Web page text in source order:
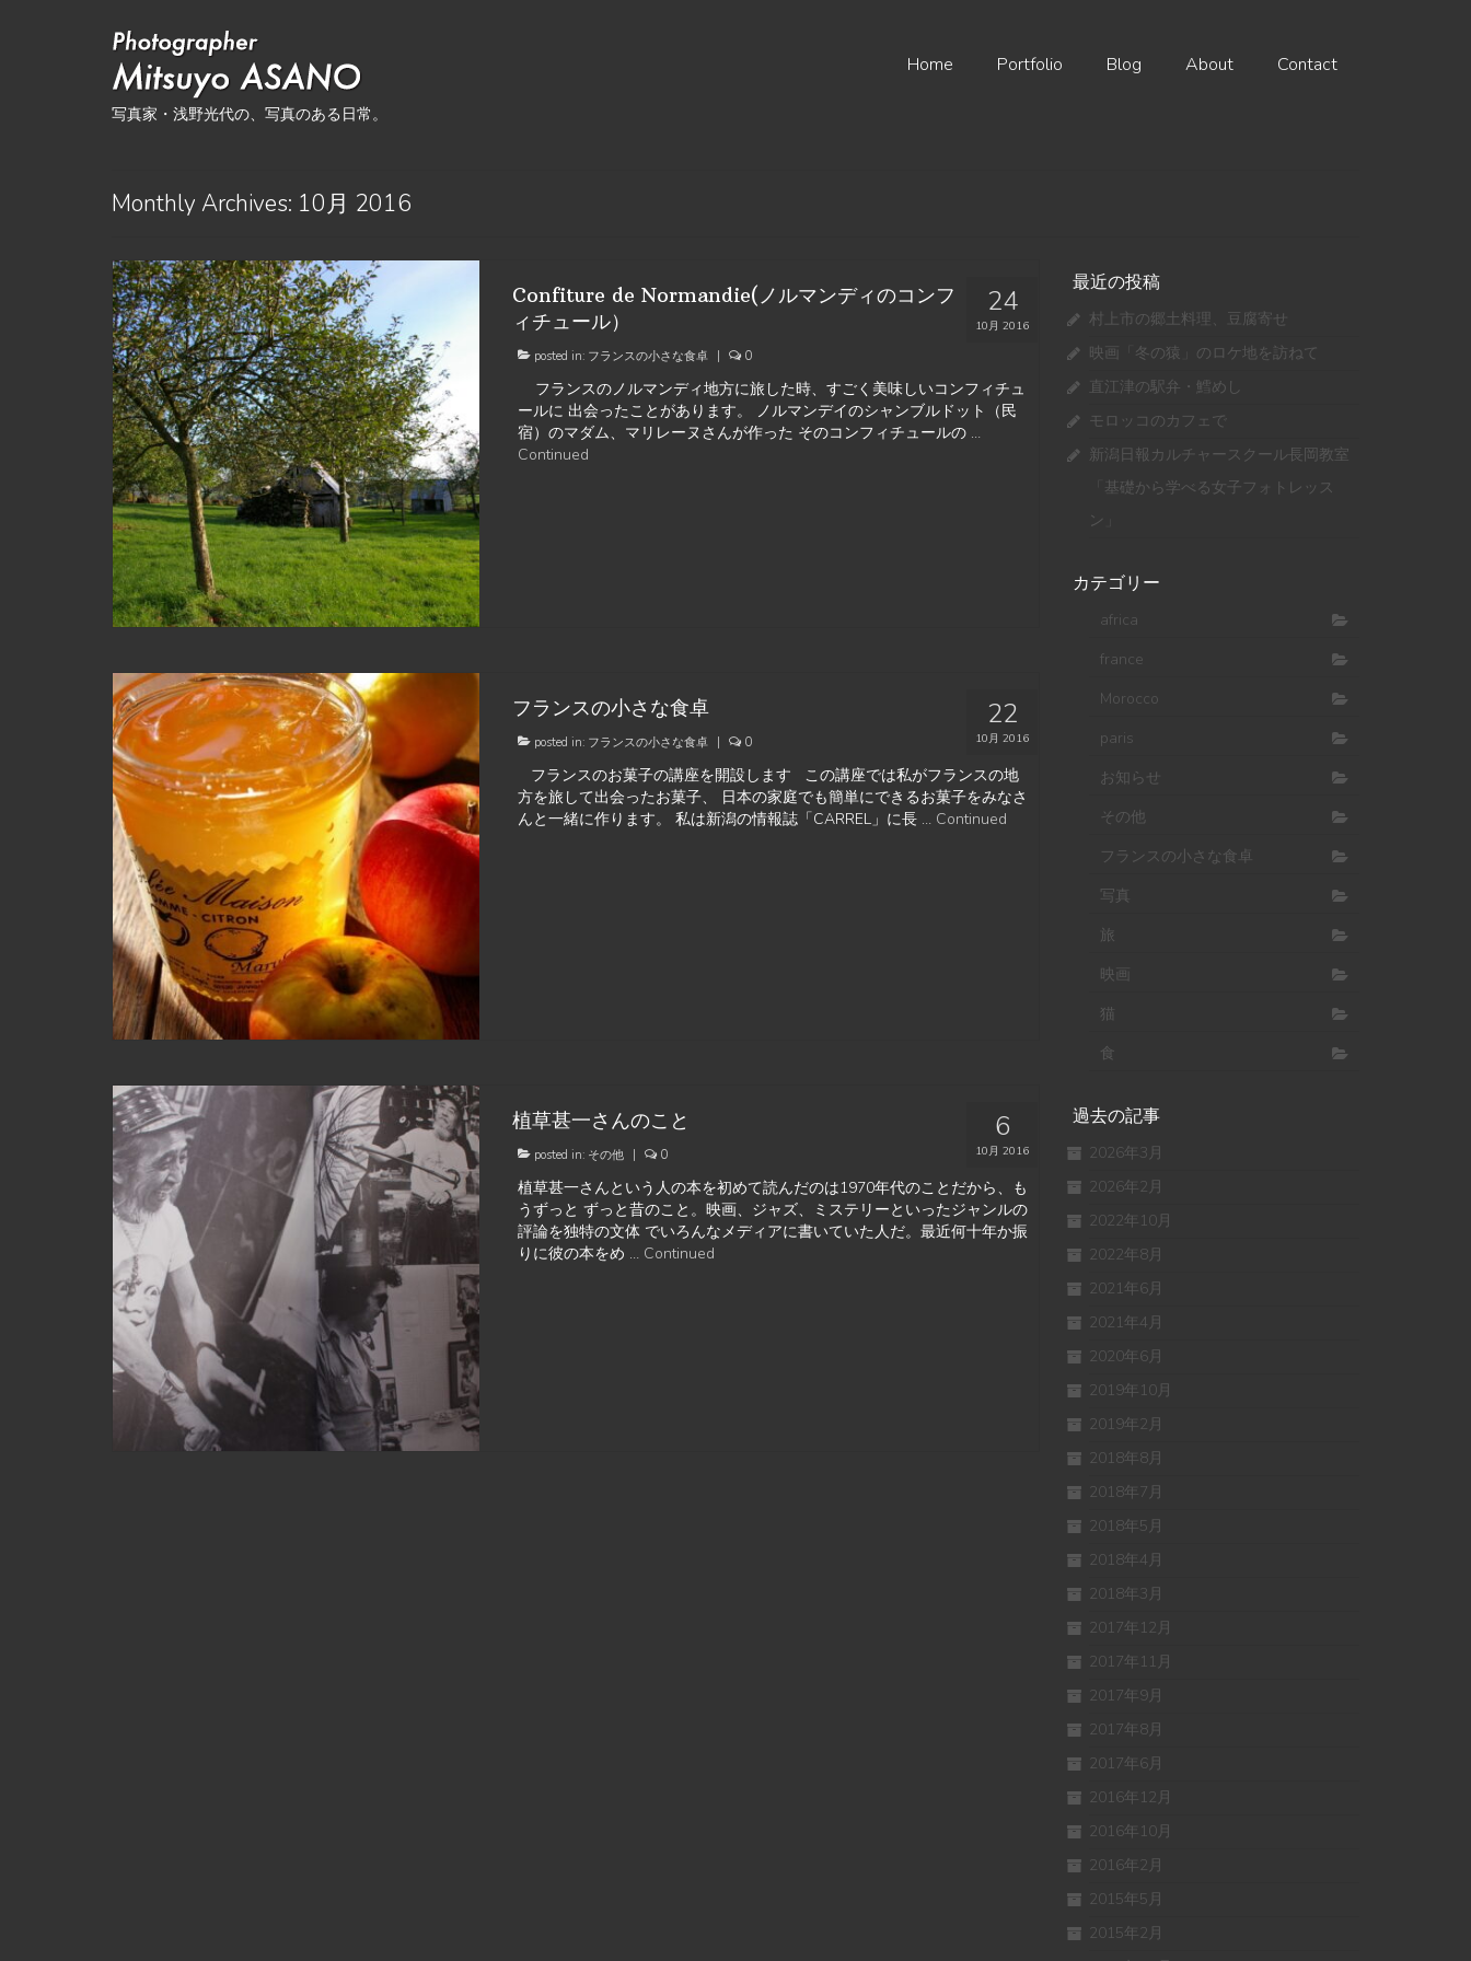
写真家・浅野光代の、写真のある日常。
Home Portfolio Blog About Contact
Monthly Archives: 10月 2016
24
10月 2016
Confiture de Normandie(ノルマンディのコンフ
ィチュール）
posted in: フランスの小さな食卓 0
フランスのノルマンディ地方に旅した時、すごく美味しいコンフィチュ
ールに 出会ったことがあります。 ノルマンデイのシャンブルドット（民
宿）のマダム、マリレーヌさんが作った そのコンフィチュールの …
Continued
22
10月 2016
フランスの小さな食卓
posted in: フランスの小さな食卓 0
フランスのお菓子の講座を開設します この講座では私がフランスの地
方を旅して出会ったお菓子、 日本の家庭でも簡単にできるお菓子をみなさ
んと一緒に作ります。 私は新潟の情報誌「CARREL」に長 … Continued
6
10月 2016
植草甚一さんのこと
posted in: その他 | 0
植草甚一さんという人の本を初めて読んだのは1970年代のことだから、も
うずっと ずっと昔のこと。映画、ジャズ、ミステリーといったジャンルの
評論を独特の文体 でいろんなメディアに書いていた人だ。最近何十年か振
りに彼の本をめ … Continued
最近の投稿
村上市の郷土料理、豆腐寄せ
映画「冬の猿」のロケ地を訪ねて
直江津の駅弁・鱈めし
モロッコのカフェで
新潟日報カルチャースクール長岡教室
「基礎から学べる女子フォトレッス
ン」
カテゴリー
africa
france
Morocco
paris
お知らせ
その他
フランスの小さな食卓
写真
旅
映画
猫
食
過去の記事
2026年3月
2026年2月
2022年10月
2022年8月
2021年6月
2021年4月
2020年6月
2019年10月
2019年2月
2018年8月
2018年7月
2018年5月
2018年4月
2018年3月
2017年12月
2017年11月
2017年9月
2017年8月
2017年6月
2016年12月
2016年10月
2016年2月
2015年5月
2015年2月